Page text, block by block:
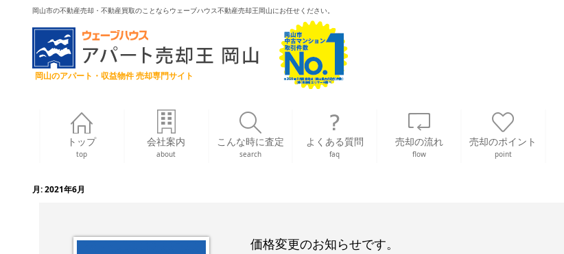
岡山市の不動産売却・不動産買取のことならウェーブハウス不動産売却王岡山にお任せください。
岡山のアパート・収益物件 売却専門サイト
トップ
top
会社案内
about
こんな時に査定
search
よくある質問
faq
売却の流れ
flow
売却のポイント
point
月:2021年6月
価格変更のお知らせです。